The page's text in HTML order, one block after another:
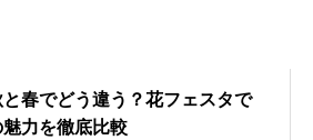
春でどう違う？花フェスタで
力を徹底比較